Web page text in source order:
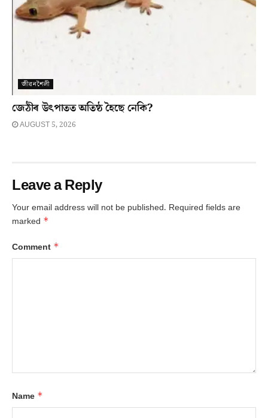
জীৱনশৈলী
জেঠীৰ উৎপাতত অতিষ্ঠ হৈছে নেকি?
AUGUST 5, 2026
Leave a Reply
Your email address will not be published. Required fields are
marked *
Comment *
Name *